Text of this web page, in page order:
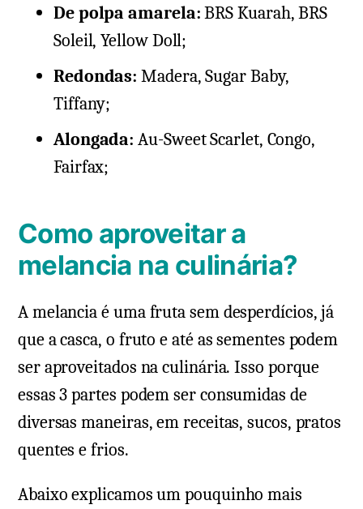
De polpa amarela:BRS Kuarah, BRS
Soleil, Yellow Doll;
Redondas: Madera, Sugar Baby,
Tiffany;
Alongada: Au-Sweet Scarlet, Congo,
Fairfax;
Como aproveitar a
melancia na culinária?
A melancia é uma fruta sem desperdícios, já
que a casca, o fruto e até as sementes podem
ser aproveitados na culinária. Isso porque
essas 3 partes podem ser consumidas de
diversas maneiras, em receitas, sucos, pratos
quentes e frios.
Abaixo explicamos um pouquinho mais